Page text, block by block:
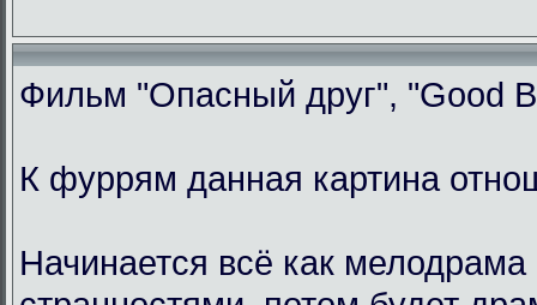
Фильм "Опасный друг", "Good
К фуррям данная картина
Начинается всё как